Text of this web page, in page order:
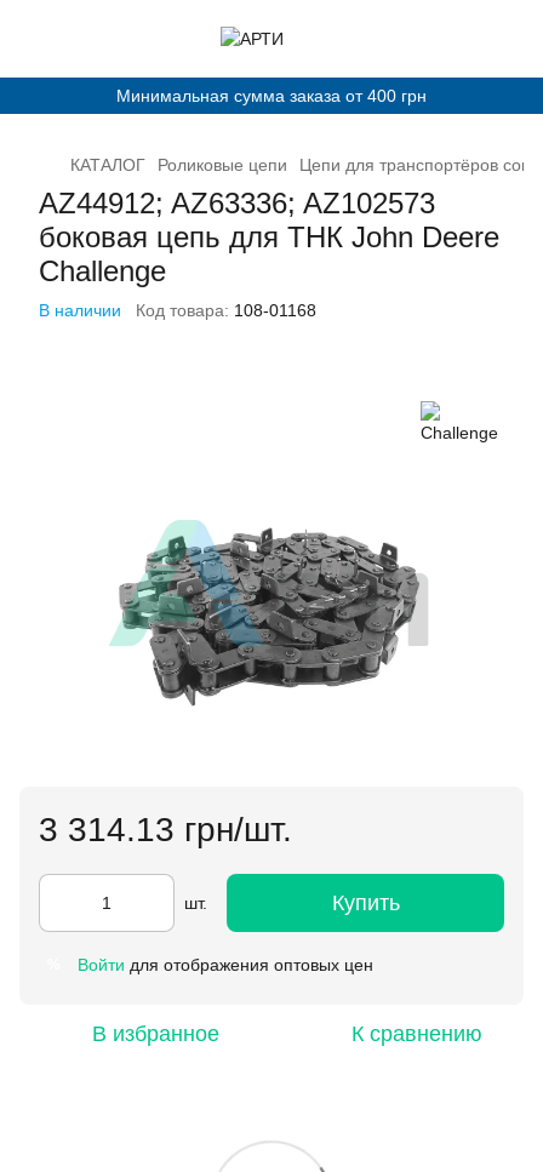
Минимальная сумма заказа от 400 грн
КАТАЛОГ Роликовые цепи Цепи для транспортёров
AZ44912; AZ63336; AZ102573
боковая цепь для ТНК John Deere
Challenge
В наличии Код товара: 108-01168
3 314.13 грн/шт.
шт. Купить
Войти для отображения оптовых цен
В избранное К сравнению